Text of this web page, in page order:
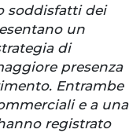
soddisfatti dei
un
di
presenza
Entrambe
e a una
registrato